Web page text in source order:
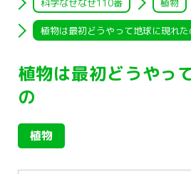
科学なぜなぜ110番 植物
植物は最初どうやって地球に現れた
植物は最初どうやっ
の
植物